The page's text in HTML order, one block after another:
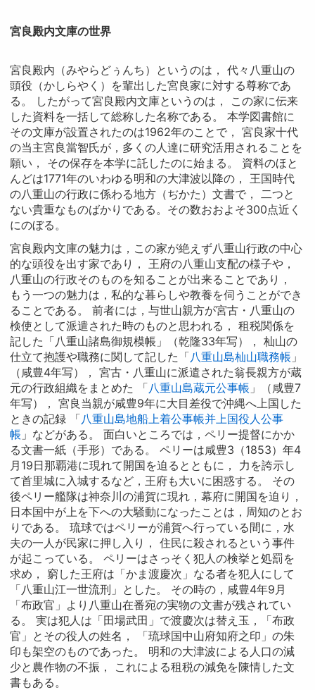
宮良殿内文庫の世界
宮良殿内（みやらどぅんち）というのは， 代々八重山の
頭役（かしらやく）を輩出した宮良家に対する尊称であ
る。 したがって宮良殿内文庫というのは， この家に伝来
した資料を一括して総称した名称である。 本学図書館に
その文庫が設置されたのは1962年のことで， 宮良家十代
の当主宮良當智氏が，多くの人達に研究活用されることを
願い， その保存を本学に託したのに始まる。 資料のほと
んどは1771年のいわゆる明和の大津波以降の， 王国時代
の八重山の行政に係わる地方（ぢかた）文書で， 二つと
ない貴重なものばかりである。その数おおよそ300点近く
にのぼる。
宮良殿内文庫の魅力は，この家が絶えず八重山行政の中心
的な頭役を出す家であり， 王府の八重山支配の様子や，
八重山の行政そのものを知ることが出来ることであり，
もう一つの魅力は，私的な暮らしや教養を伺うことができ
ることである。 前者には，与世山親方が宮古・八重山の
検使として派遣された時のものと思われる， 租税関係を
記した「八重山諸島御規模帳」（乾隆33年写）， 杣山の
仕立て抱護や職務に関して記した「八重山島杣山職務帳 」
（咸豊4年写）， 宮古・八重山に派遣された翁長親方が蔵
元の行政組織をまとめた 「八重山島蔵元公事帳 」（咸豊7
年写）， 宮良当親が咸豊9年に大目差役で沖縄へ上国した
ときの記録 「八重山島地船上着公事帳并上国役人公事
帳 」などがある。 面白いところでは，ペリー提督にかか
る文書一紙（手形）である。 ペリーは咸豊3（1853）年4
月19日那覇港に現れて開国を迫るとともに， 力を誇示し
て首里城に入城するなど，王府も大いに困惑する。 その
後ペリー艦隊は神奈川の浦賀に現れ，幕府に開国を迫り，
日本国中が上を下への大騒動になったことは，周知のとお
りである。 琉球ではペリーが浦賀へ行っている間に，水
夫の一人が民家に押し入り， 住民に殺されるという事件
が起こっている。 ペリーはさっそく犯人の検挙と処罰を
求め， 窮した王府は「かま渡慶次」なる者を犯人にして
「八重山江一世流刑」とした。 その時の，咸豊4年9月
「布政官」より八重山在番宛の実物の文書が残されてい
る。 実は犯人は「田場武田」で渡慶次は替え玉，「布政
官」とその役人の姓名， 「琉球国中山府知府之印」の朱
印も架空のものであった。 明和の大津波による人口の減
少と農作物の不振， これによる租税の減免を陳情した文
書もある。